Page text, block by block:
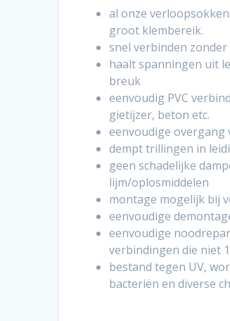
al onze
groot klembereik.
snel verbinden
haalt spanningen uit
breuk
eenvoudig PVC
gietijzer, beton etc.
eenvoudige overgang
dempt trillingen in
geen schadelijke
lijm/oplosmiddelen
montage mogelijk bij
eenvoudige
eenvoudige
verbindingen die niet
bestand tegen UV,
bacteriën en diverse